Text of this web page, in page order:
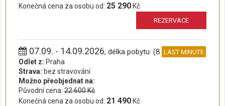
Konečná cena za osobu od: 25 290 Kč
REZERVACE
07.09. - 14.09.2026, délka pobytu: (8 dní)LAST MINUTE
Odlet z: Praha
Strava: bez stravování
Možno přeobjednat na:
Původní cena: 22 600 Kč
Konečná cena za osobu od: 21 490 Kč